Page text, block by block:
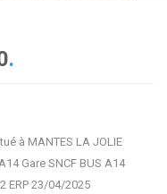
.
à MANTES LA JOLIE
Gare SNCF BUS A14
ERP 23/04/2025